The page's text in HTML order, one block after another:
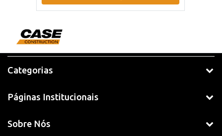
Categorias
Páginas Institucionais
Sobre Nós